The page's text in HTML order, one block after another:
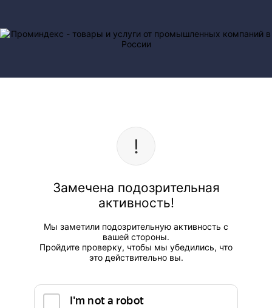
Замечена подозрительная
активность!
Мы заметили подозрительную активность с
вашей стороны.
Пройдите проверку, чтобы мы убедились, что
это действительно вы.